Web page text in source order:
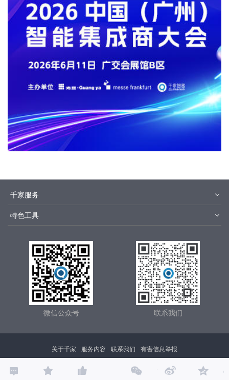
千家服务
特色工具
方快3
集成商优选
微信公众号 联系我们
关于千家 服务内容 联系我们 有害信息举报
ICP证：粤B2-20030243 粤ICP备09011189号